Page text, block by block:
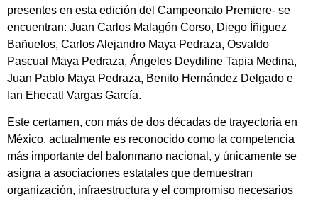
presentes en esta edición del Campeonato Premiere- se
encuentran: Juan Carlos Malagón Corso, Diego Íñiguez
Bañuelos, Carlos Alejandro Maya Pedraza, Osvaldo
Pascual Maya Pedraza, Ángeles Deydiline Tapia Medina,
Juan Pablo Maya Pedraza, Benito Hernández Delgado e
Ian Ehecatl Vargas García.
Este certamen, con más de dos décadas de trayectoria en
México, actualmente es reconocido como la competencia
más importante del balonmano nacional, y únicamente se
asigna a asociaciones estatales que demuestran
organización, infraestructura y el compromiso necesarios